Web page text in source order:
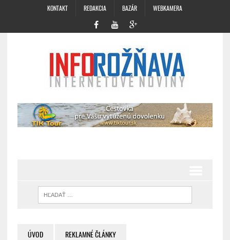
KONTAKT REDAKCIA BAZÁR WEBKAMERA
ÚVOD REKLAMNÉ ČLÁNKY